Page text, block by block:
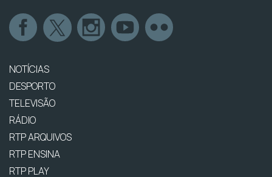
NOTÍCIAS
DESPORTO
TELEVISÃO
RÁDIO
RTP ARQUIVOS
RTP ENSINA
RTP PLAY